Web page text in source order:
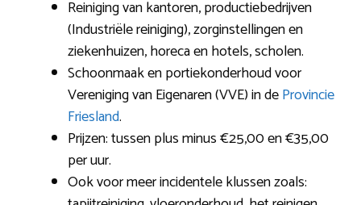
Reiniging van kantoren, productiebedrijven
(Industriële reiniging), zorginstellingen en
ziekenhuizen, horeca en hotels, scholen.
Schoonmaak en portiekonderhoud voor
Vereniging van Eigenaren (VVE) in deProvincie
Friesland.
Prijzen: tussen plus minus €25,00 en €35,00
per uur.
Ook voor meer incidentele klussen zoals: